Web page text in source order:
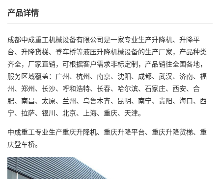
产品详情
成都中成重工机械设备有限公司是一家专业生产升降机、升降平
台、升降货梯、登车桥等液压升降机械设备的生产厂家，产品种类
齐全，厂家直销，可根据客户需求非标定制，产品销往全国各地，
服务区域覆盖：广州、杭州、南京、沈阳、成都、武汉、济南、福
州、郑州、长沙、呼和浩特、长春、哈尔滨、石家庄、西安、合
肥、南昌、太原、兰州、乌鲁木齐、昆明、南宁、贵阳、海口、西
宁、拉萨、银川、北京、上海、重庆、天津。
中成重工专业生产重庆升降机、重庆升降平台、重庆升降货梯、重
庆登车桥。